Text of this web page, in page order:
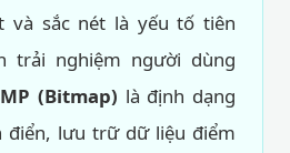
và sắc nét là yếu tố tiên
trải nghiệm người dùng
(Bitmap) là định dạng
điển, lưu trữ dữ liệu điểm